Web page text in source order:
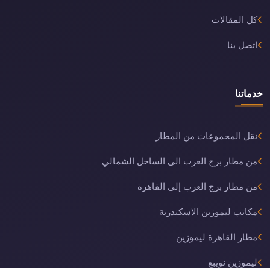
كل المقالات
اتصل بنا
خدماتنا
نقل المجموعات من المطار
من مطار برج العرب الى الساحل الشمالي
من مطار برج العرب إلى القاهرة
مكاتب ليموزين الاسكندرية
مطار القاهرة ليموزين
ليموزين نويبع